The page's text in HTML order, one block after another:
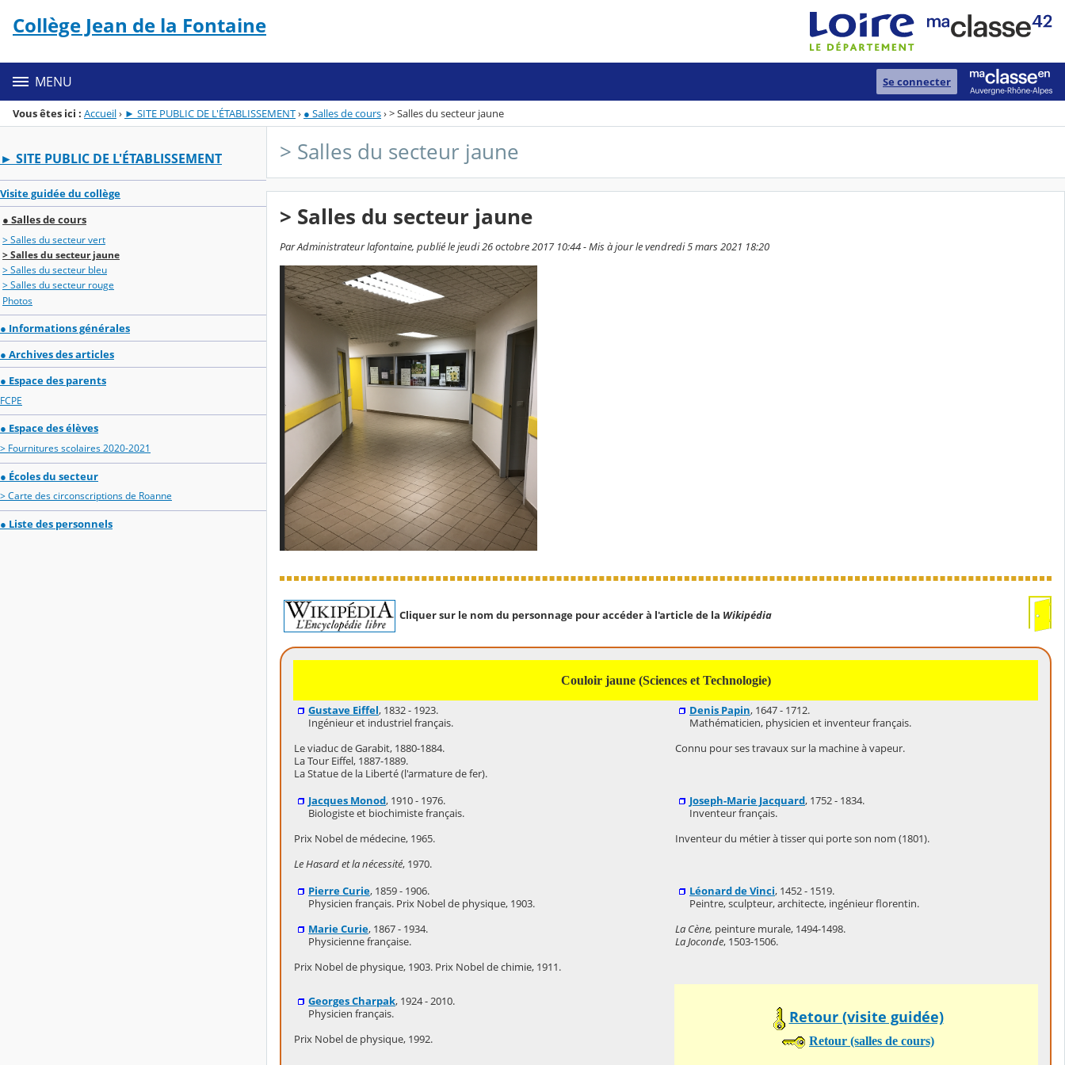
Menu de la rubrique
Contenu
Collège Jean de la Fontaine
MENU Se connecter
Vous êtes ici : Accueil› ► SITE PUBLIC DE L'ÉTABLISSEMENT› ● Salles de cours›> Salles du secteur jaune
► SITE PUBLIC DE L'ÉTABLISSEMENT
Visite guidée du collège
● Salles de cours
> Salles du secteur vert
> Salles du secteur jaune
> Salles du secteur bleu
> Salles du secteur rouge
Photos
● Informations générales
● Archives des articles
● Espace des parents
FCPE
● Espace des élèves
> Fournitures scolaires 2020-2021
● Écoles du secteur
> Carte des circonscriptions de Roanne
● Liste des personnels
> Salles du secteur jaune
> Salles du secteur jaune
Par Administrateur lafontaine, publié le jeudi 26 octobre 2017 10:44 - Mis à jour le vendredi 5 mars 2021 18:20
Cliquer sur le nom du personnage pour accéder à l'article de la Wikipédia
Couloir jaune (Sciences et Technologie)
Gustave Eiffel, 1832 - 1923.
Ingénieur et industriel français.
Le viaduc de Garabit, 1880-1884.
La Tour Eiffel, 1887-1889.
La Statue de la Liberté (l'armature de fer).
Denis Papin, 1647 - 1712.
Mathématicien, physicien et inventeur français.
Connu pour ses travaux sur la machine à vapeur.
Jacques Monod, 1910 - 1976.
Biologiste et biochimiste français.
Prix Nobel de médecine, 1965.
Le Hasard et la nécessité, 1970.
Joseph-Marie Jacquard, 1752 - 1834.
Inventeur français.
Inventeur du métier à tisser qui porte son nom (1801).
Pierre Curie, 1859 - 1906.
Physicien français. Prix Nobel de physique, 1903.
Marie Curie, 1867 - 1934.
Physicienne française.
Prix Nobel de physique, 1903. Prix Nobel de chimie, 1911.
Léonard de Vinci, 1452 - 1519.
Peintre, sculpteur, architecte, ingénieur florentin.
La Cène, peinture murale, 1494-1498.
La Joconde, 1503-1506.
Georges Charpak, 1924 - 2010.
Physicien français.
Prix Nobel de physique, 1992.
Retour (visite guidée)
Retour (salles de cours)